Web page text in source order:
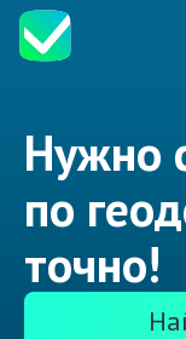
Нужно
по
точно!